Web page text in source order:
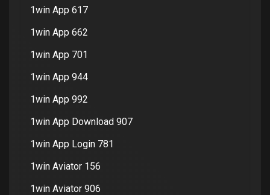
1win App 617
1win App 662
1win App 701
1win App 944
1win App 992
1win App Download 907
1win App Login 781
1win Aviator 156
1win Aviator 906